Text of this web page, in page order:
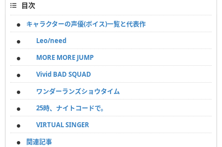
目次
キャラクターの声優(ボイス)一覧と代表作
Leo/need
MORE MORE JUMP
Vivid BAD SQUAD
ワンダーランズショウタイム
25時、ナイトコードで。
VIRTUAL SINGER
関連記事